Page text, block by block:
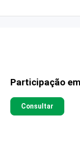
Participação
Consultar